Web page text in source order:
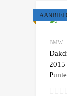
BMW
2015